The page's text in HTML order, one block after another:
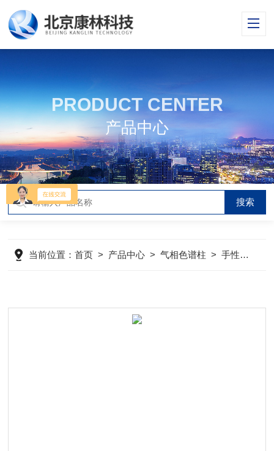
PRODUCT CENTER
产品中心
当前位置：首页 > 产品中心 >气相色谱柱 >手性毛细管柱